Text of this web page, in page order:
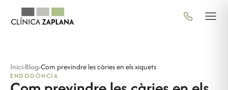
Inici›Blog›Com previndre les càries en els xiquets
ENDODÒNCIA